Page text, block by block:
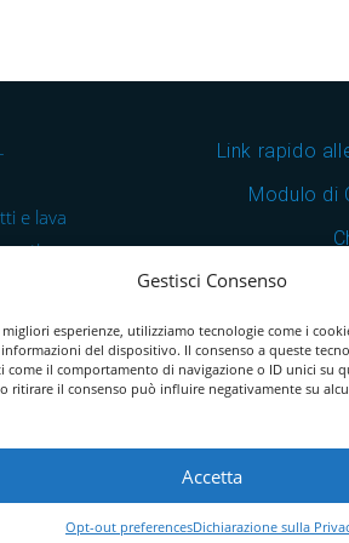
Gestisci Consenso
esperienze, utilizziamo tecnologie come i
informazioni del dispositivo. Il consenso a queste
come il comportamento di navigazione o ID unici su
ritirare il consenso può influire negativamente su
Accetta
Opt-out preferencesDichiarazione sulla
e lava
e
in
Link rapido
Modulo di
Download